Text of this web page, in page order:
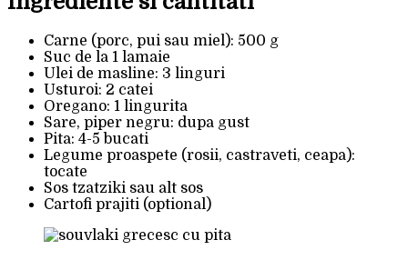
Carne (porc, pui sau miel): 500 g
Suc de la 1 lamaie
Ulei de masline: 3 linguri
Usturoi: 2 catei
Oregano: 1 lingurita
Sare, piper negru: dupa gust
Pita: 4-5 bucati
Legume proaspete (rosii, castraveti, ceapa):
tocate
Sos tzatziki sau alt sos
Cartofi prajiti (optional)